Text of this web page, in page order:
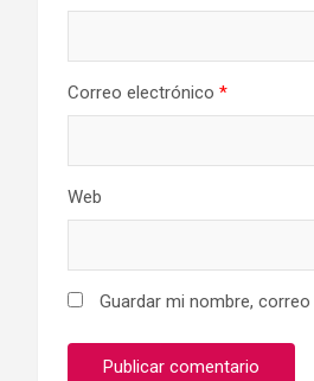
Correo electrónico *
Web
Guardar mi nombre,